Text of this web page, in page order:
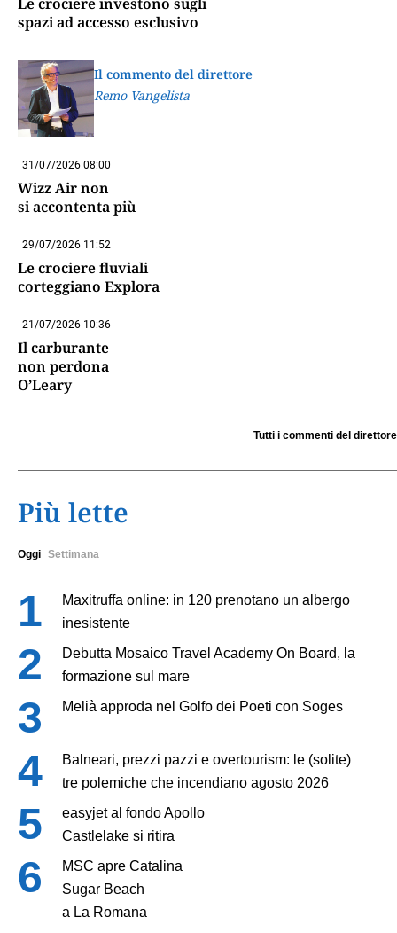
spazi ad accesso esclusivo
Il commento del direttore
Remo Vangelista
31/07/2026 08:00
Wizz Air non
si accontenta più
29/07/2026 11:52
Le crociere fluviali
corteggiano Explora
21/07/2026 10:36
Il carburante
non perdona
O’Leary
Tutti i commenti del direttore
Più lette
Oggi Settimana
Maxitruffa online: in 120 prenotano un albergo
inesistente
Debutta Mosaico Travel Academy On Board, la
formazione sul mare
Melià approda nel Golfo dei Poeti con Soges
Balneari, prezzi pazzi e overtourism: le (solite)
tre polemiche che incendiano agosto 2026
easyjet al fondo Apollo
Castlelake si ritira
MSC apre Catalina
Sugar Beach
a La Romana